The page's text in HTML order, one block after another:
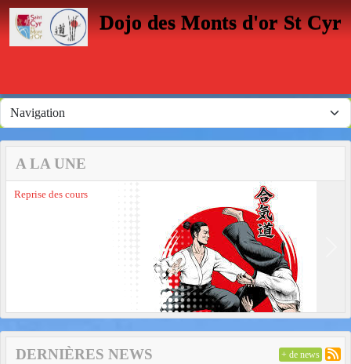
Dojo des Monts d'or St Cyr
A LA UNE
Reprise des cours
DERNIÈRES NEWS + de news
Panneau de gestion des cookies